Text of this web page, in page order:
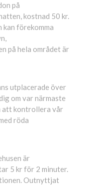
på
kostnad 50 kr.
förekomma
på hela området är
utplacerade över
om var närmaste
att kontrollera vår
röda
är
5 kr för 2 minuter.
Outnyttjat